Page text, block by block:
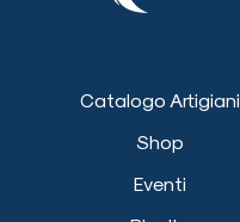
Catalogo Artigiani
Shop
Eventi